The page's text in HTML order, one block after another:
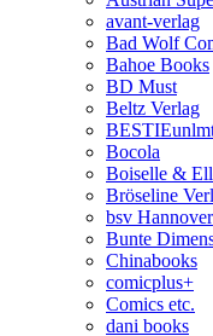
avant-verlag
Bad Wolf
Bahoe Books
BD Must
Beltz Verlag
Bocola
Boiselle &
Bröseline
bsv Hannover
Bunte
Chinabooks
comicplus+
Comics etc.
dani books